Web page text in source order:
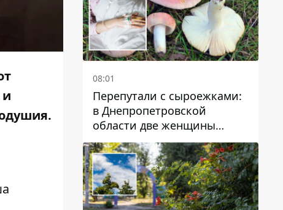
08:01
Перепутали с сыроежками:
в Днепропетровской
области две женщины
отравились грибами